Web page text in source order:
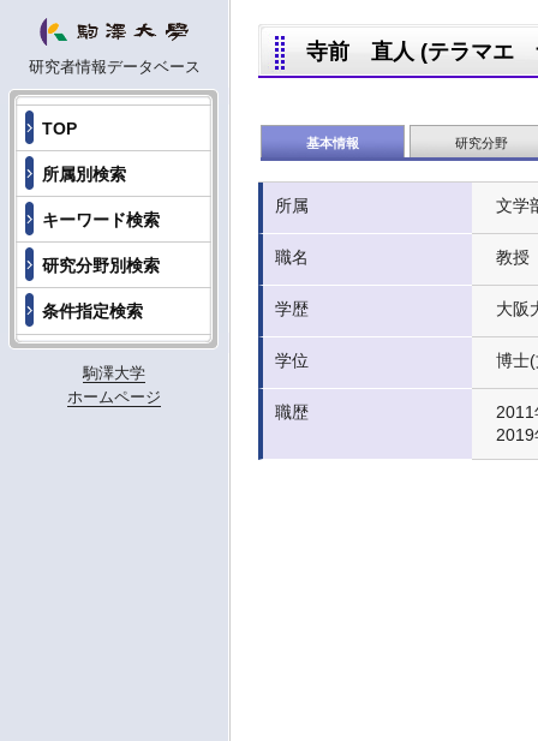
研究者情報データベース
TOP
所属別検索
キーワード検索
研究分野別検索
条件指定検索
駒澤大学
ホームページ
寺前 直人 (テラマエ
基本情報 研究分野
所属 文学
職名 教授
学歴 大阪
学位 博士
職歴